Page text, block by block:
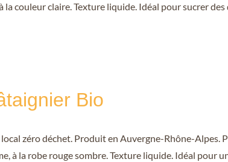
la couleur claire. Texture liquide. Idéal pour sucrer des
Bio
zéro déchet. Produit en Auvergne-Rhône-Alpes.
à la robe rouge sombre. Texture liquide. Idéal pour